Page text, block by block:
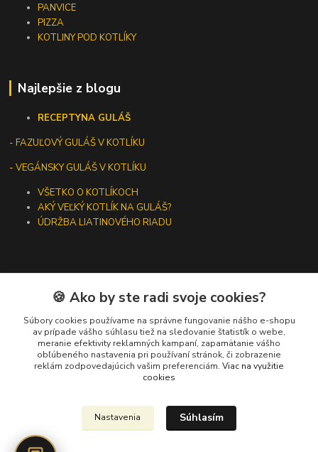
PANVICE
PIZZA
KOTLINY POD KOTLÍKY
Najlepšie z blogu
RECEPTYNA GULÁŠ
-FAZUĽOVÝ GULÁŠ V KOTLÍKU
- VEGÁNSKY GULÁŠ V KOTLÍKU
VŠETKO O KOTLÍKOCH
AKÝ VEĽKÝ KOTLÍK NA GULÁŠ?
ÚDRŽBA LIATINOVÉHO RIADU
Kontakty
+421 919 275 553
(Po-Pia, 10-13 hod.)
ikotliky@ikotliky.sk
🍪 Ako by ste radi svoje cookies?
Súbory cookies používame na správne fungovanie nášho e-shopu
av prípade vášho súhlasu tiež na sledovanie štatistík o webe,
meranie efektivity reklamných kampaní, zapamätanie vášho
obľúbeného nastavenia pri používaní stránok, či zobrazenie
reklám zodpovedajúcich vašim preferenciám. Viac na využitie
cookies
Nastavenia Súhlasím